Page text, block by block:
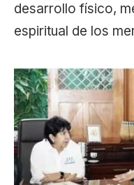
desarrollo físico,
espiritual de los